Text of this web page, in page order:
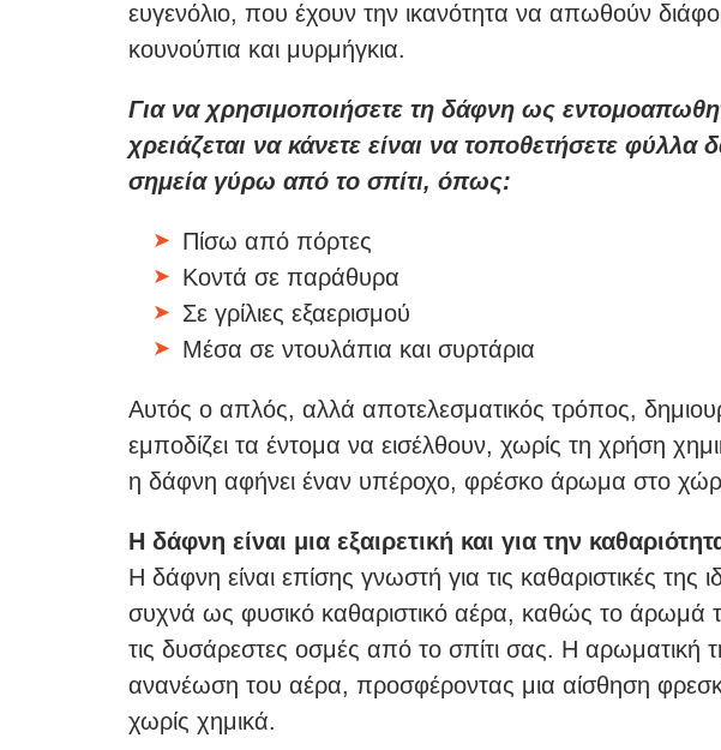
ευγενόλιο, που έχουν την ικανότητα να απωθούν
κουνούπια και μυρμήγκια.
Για να χρησιμοποιήσετε τη δάφνη ως
χρειάζεται να κάνετε είναι να τοποθετήσετε φύλλα
σημεία γύρω από το σπίτι, όπως:
Πίσω από πόρτες
Κοντά σε παράθυρα
Σε γρίλιες εξαερισμού
Μέσα σε ντουλάπια και συρτάρια
Αυτός ο απλός, αλλά αποτελεσματικός τρόπος,
εμποδίζει τα έντομα να εισέλθουν, χωρίς τη χρήση
η δάφνη αφήνει έναν υπέροχο, φρέσκο άρωμα στο
Η δάφνη είναι μια εξαιρετική και για την
Η δάφνη είναι επίσης γνωστή για τις καθαριστικές της
συχνά ως φυσικό καθαριστικό αέρα, καθώς το άρωμά
τις δυσάρεστες οσμές από το σπίτι σας. Η αρωματική
ανανέωση του αέρα, προσφέροντας μια αίσθηση
χωρίς χημικά.